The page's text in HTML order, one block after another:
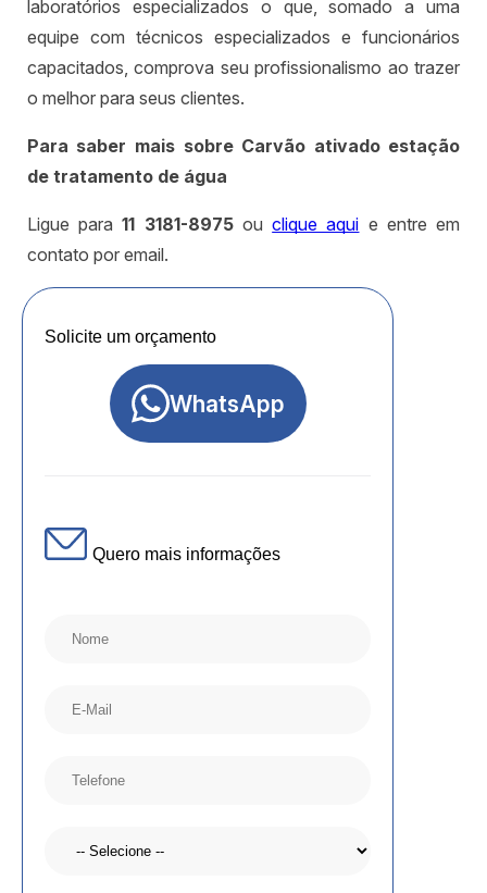
laboratórios especializados o que, somado a uma
equipe com técnicos especializados e funcionários
capacitados, comprova seu profissionalismo ao trazer
o melhor para seus clientes.
Para saber mais sobre Carvão ativado estação
de tratamento de água
Ligue para11 3181-8975ouclique aqui e entre em
contato por email.
Solicite um orçamento
WhatsApp
Quero mais informações